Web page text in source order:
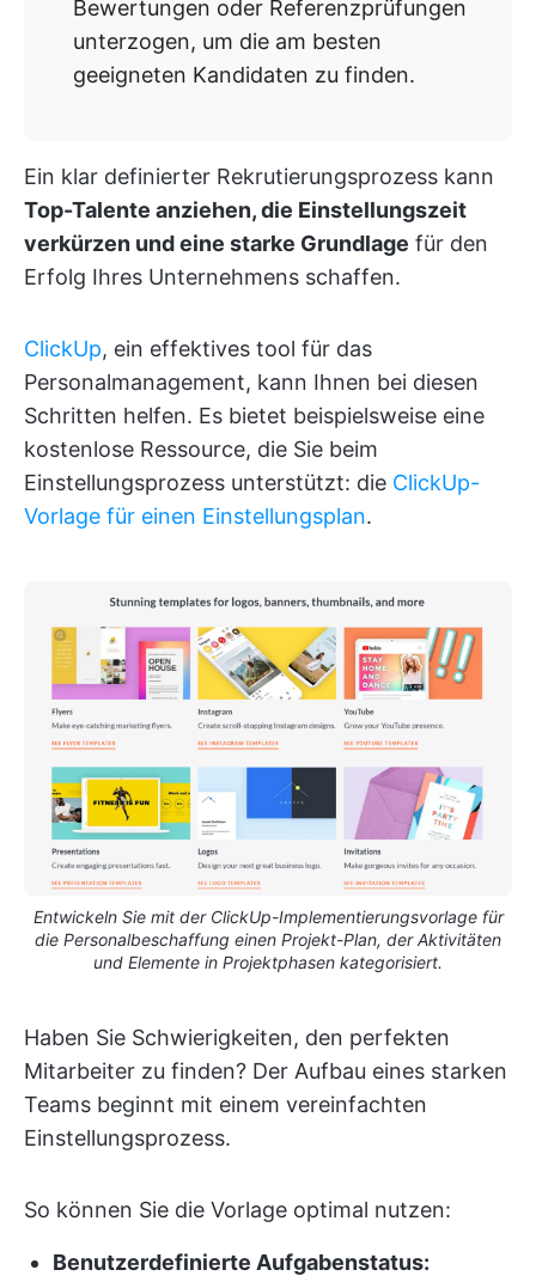
Bewertungen oder Referenzprüfungen
unterzogen, um die am besten
geeigneten Kandidaten zu finden.
Ein klar definierter Rekrutierungsprozess kann
Top-Talente anziehen, die Einstellungszeit
verkürzen und eine starke Grundlage für den
Erfolg Ihres Unternehmens schaffen.
ClickUp, ein effektives tool für das
Personalmanagement, kann Ihnen bei diesen
Schritten helfen. Es bietet beispielsweise eine
kostenlose Ressource, die Sie beim
Einstellungsprozess unterstützt: die ClickUp-
Vorlage für einen Einstellungsplan.
Entwickeln Sie mit der ClickUp-Implementierungsvorlage für
die Personalbeschaffung einen Projekt-Plan, der Aktivitäten
und Elemente in Projektphasen kategorisiert.
Haben Sie Schwierigkeiten, den perfekten
Mitarbeiter zu finden? Der Aufbau eines starken
Teams beginnt mit einem vereinfachten
Einstellungsprozess.
So können Sie die Vorlage optimal nutzen:
Benutzerdefinierte Aufgabenstatus: